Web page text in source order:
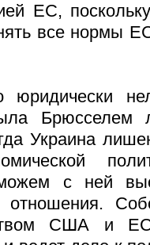
ЕС,
все нормы
Брюсселем
Украина
с ней
отношения.
США и ЕС